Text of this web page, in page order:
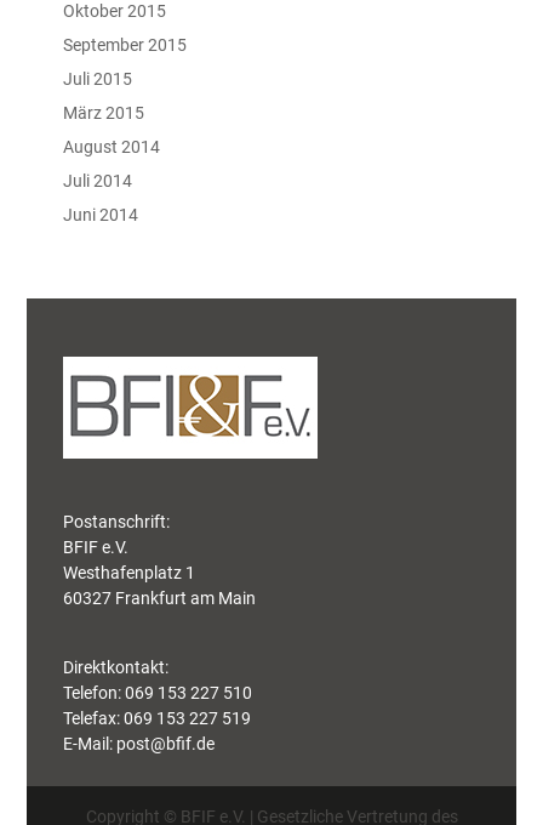
Oktober 2015
September 2015
Juli 2015
März 2015
August 2014
Juli 2014
Juni 2014
Postanschrift:
BFIF e.V.
Westhafenplatz 1
60327 Frankfurt am Main
Direktkontakt:
Telefon: 069 153 227 510
Telefax: 069 153 227 519
E-Mail: post@bfif.de
Copyright © BFIF e.V. | Gesetzliche Vertretung des